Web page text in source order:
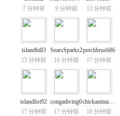
7 分钟前
9 分钟前
13 分钟前
islandbill3
15 分钟前
SearsSparks2
16 分钟前
perchbrush86
17 分钟前
islandlist92
17 分钟前
congadiving0
17 分钟前
chickanimal64
18 分钟前